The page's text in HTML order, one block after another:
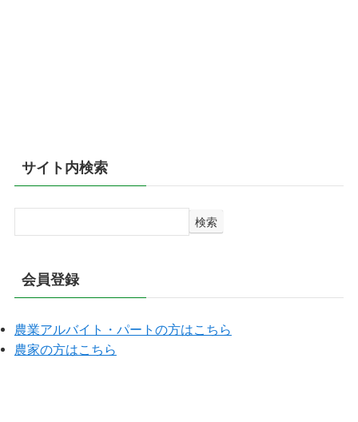
サイト内検索
索
検索
会員登録
農業アルバイト・パートの方はこちら
農家の方はこちら